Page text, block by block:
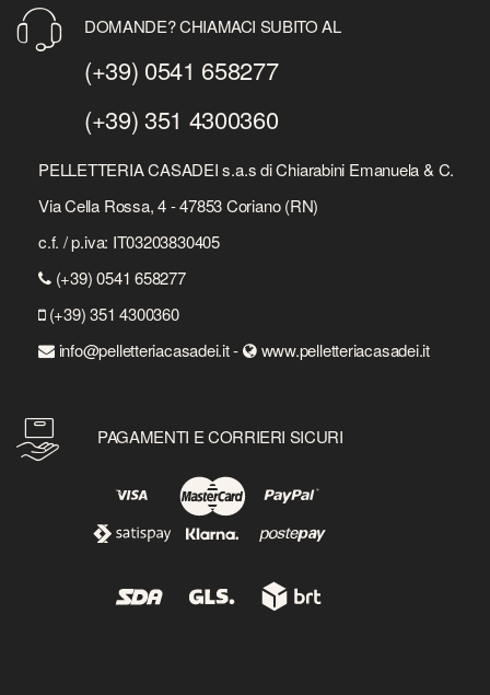
DOMANDE? CHIAMACI SUBITO AL
(+39) 0541 658277
(+39) 351 4300360
PELLETTERIA CASADEI s.a.s di Chiarabini Emanuela & C.
Via Cella Rossa, 4 - 47853 Coriano (RN)
c.f. / p.iva: IT03203830405
(+39) 0541 658277
(+39) 351 4300360
info@pelletteriacasadei.it -
www.pelletteriacasadei.it
PAGAMENTI E CORRIERI SICURI